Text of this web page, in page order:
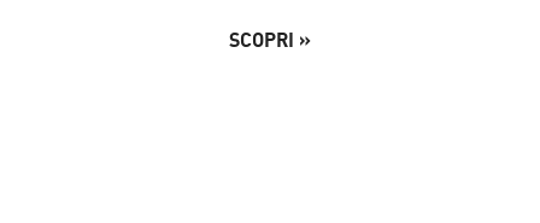
SCOPRI »